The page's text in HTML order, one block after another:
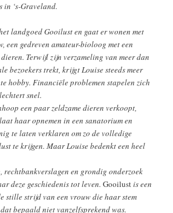
‘s-Graveland.
landgoed Gooilust en gaat er wonen met
een gedreven amateur-bioloog met een
Terwijl zijn verzameling van meer dan
bezoekers trekt, krijgt Louise steeds meer
hobby. Financiële problemen stapelen zich
snel.
een paar zeldzame dieren verkoopt,
haar opnemen in een sanatorium en
te laten verklaren om zo de volledige
te krijgen. Maar Louise bedenkt een heel
rechtbankverslagen en grondig onderzoek
deze geschiedenis tot leven.Gooilustis een
stille strijd van een vrouw die haar stem
bepaald niet vanzelfsprekend was.